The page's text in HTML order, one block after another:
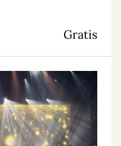
Gratis